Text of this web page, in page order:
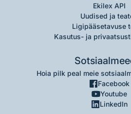
Ekilex API
Uudised ja
Ligipääsetavuse
Kasutus- ja
Hoia pilk peal meie
Facebook
Youtube
LinkedIn